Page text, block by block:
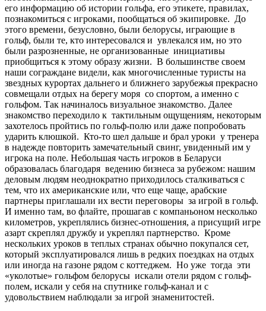
его информацию об истории гольфа, его этикете, правилах,
познакомиться с игроками, пообщаться об экипировке. До
этого времени, безусловно, были белорусы, играющие в
гольф, были те, кто интересовался и увлекался им, но это
были разрозненные, не организованные инициативы
приобщиться к этому образу жизни. В большинстве своем
наши сограждане видели, как многочисленные туристы на
звездных курортах дальнего и ближнего зарубежья прекрасно
совмещали отдых на берегу моря со спортом, а именно с
гольфом. Так начиналось визуальное знакомство. Далее
знакомство переходило к тактильным ощущениям, некоторым
захотелось пройтись по гольф-полю или даже попробовать
ударить клюшкой. Кто-то шел дальше и брал уроки у тренера
в надежде повторить замечательный свинг, увиденный им у
игрока на поле. Небольшая часть игроков в Беларуси
образовалась благодаря ведению бизнеса за рубежом: нашим
деловым людям неоднократно приходилось сталкиваться с
тем, что их американские или, что еще чаще, арабские
партнеры приглашали их вести переговоры за игрой в гольф.
И именно там, во флайте, прошагав с компаньоном несколько
километров, укреплялись бизнес-отношения, а присущий игре
азарт скреплял дружбу и укреплял партнерство. Кроме
нескольких уроков в теплых странах обычно покупался сет,
который эксплуатировался лишь в редких поездках на отдых
или иногда на газоне рядом с коттеджем. Но уже тогда эти
«уколотые» гольфом белорусы искали отели рядом с гольф-
полем, искали у себя на спутнике гольф-канал и с
удовольствием наблюдали за игрой знаменитостей.